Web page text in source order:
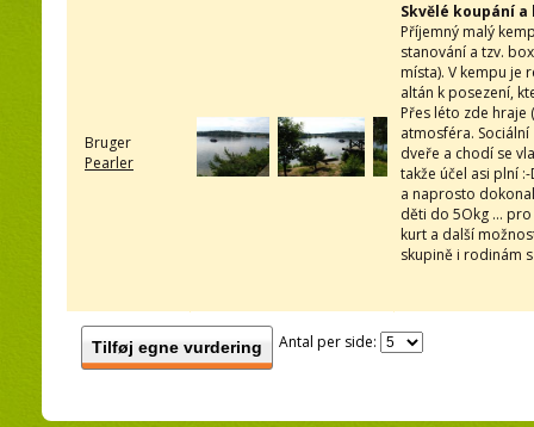
Bruger
Pearler
Skvělé koupání
Příjemný malý
stanování a tzv.
místa). V kempu je
altán k posezení,
Přes léto zde
atmosféra.
dveře a chodí se
takže účel asi plní
a naprosto
děti do 5Okg ...
kurt a další
skupině i rodinám
Tilføj egne vurdering Antal per side: